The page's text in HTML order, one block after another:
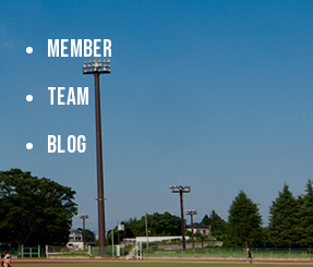
MEMBER
TEAM
BLOG